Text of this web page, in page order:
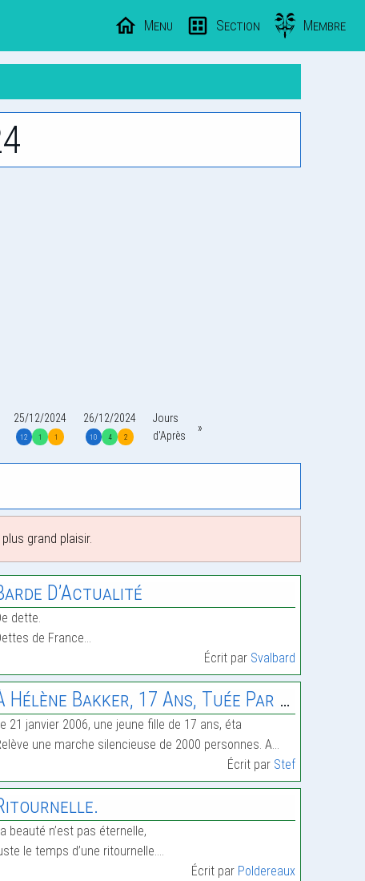
Menu Section Membre
25/12/2024
12 1 1
26/12/2024
10 4 2
Jours
d'Après
grand plaisir.
D’Actualité
dette.
de France…
Écrit par Svalbard
Hélène Bakker, 17 Ans, Tuée Par Un Chauffard
21 janvier 2006, une jeune fille de 17 ans, éta
une marche silencieuse de 2000 personnes. A…
Écrit par Stef
beauté n’est pas éternelle,
le temps d’une ritournelle.…
Écrit par Poldereaux